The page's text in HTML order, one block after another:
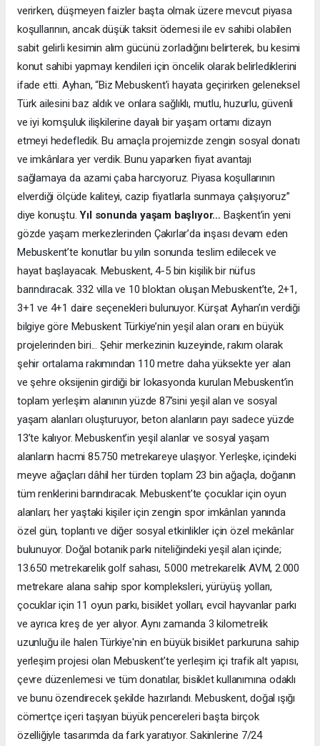
verirken, düşmeyen faizler başta olmak üzere mevcut piyasa
koşullarının, ancak düşük taksit ödemesi ile ev sahibi olabilen
sabit gelirli kesimin alım gücünü zorladığını belirterek, bu kesimi
konut sahibi yapmayı kendileri için öncelik olarak belirlediklerini
ifade etti. Ayhan, “Biz Mebuskent’i hayata geçirirken geleneksel
Türk ailesini baz aldık ve onlara sağlıklı, mutlu, huzurlu, güvenli
ve iyi komşuluk ilişkilerine dayalı bir yaşam ortamı dizayn
etmeyi hedefledik. Bu amaçla projemizde zengin sosyal donatı
ve imkânlara yer verdik. Bunu yaparken fiyat avantajı
sağlamaya da azami çaba harcıyoruz. Piyasa koşullarının
elverdiği ölçüde kaliteyi, cazip fiyatlarla sunmaya çalışıyoruz”
diye konuştu.Yıl sonunda yaşam başlıyor… Başkent’in yeni
gözde yaşam merkezlerinden Çakırlar’da inşası devam eden
Mebuskent’te konutlar bu yılın sonunda teslim edilecek ve
hayat başlayacak. Mebuskent, 4-5 bin kişilik bir nüfus
barındıracak. 332 villa ve 10 bloktan oluşan Mebuskent’te, 2+1,
3+1 ve 4+1 daire seçenekleri bulunuyor. Kürşat Ayhan’ın verdiği
bilgiye göre Mebuskent Türkiye’nin yeşil alan oranı en büyük
projelerinden biri... Şehir merkezinin kuzeyinde, rakım olarak
şehir ortalama rakımından 110 metre daha yüksekte yer alan
ve şehre oksijenin girdiği bir lokasyonda kurulan Mebuskent’in
toplam yerleşim alanının yüzde 87’sini yeşil alan ve sosyal
yaşam alanları oluşturuyor, beton alanların payı sadece yüzde
13’te kalıyor. Mebuskent’in yeşil alanlar ve sosyal yaşam
alanların hacmi 85.750 metrekareye ulaşıyor. Yerleşke, içindeki
meyve ağaçları dâhil her türden toplam 23 bin ağaçla, doğanın
tüm renklerini barındıracak. Mebuskent’te çocuklar için oyun
alanları; her yaştaki kişiler için zengin spor imkânları yanında
özel gün, toplantı ve diğer sosyal etkinlikler için özel mekânlar
bulunuyor. Doğal botanik parkı niteliğindeki yeşil alan içinde;
13.650 metrekarelik golf sahası, 5.000 metrekarelik AVM, 2.000
metrekare alana sahip spor kompleksleri, yürüyüş yolları,
çocuklar için 11 oyun parkı, bisiklet yolları, evcil hayvanlar parkı
ve ayrıca kreş de yer alıyor. Aynı zamanda 3 kilometrelik
uzunluğu ile halen Türkiye'nin en büyük bisiklet parkuruna sahip
yerleşim projesi olan Mebuskent’te yerleşim içi trafik alt yapısı,
çevre düzenlemesi ve tüm donatılar, bisiklet kullanımına odaklı
ve bunu özendirecek şekilde hazırlandı. Mebuskent, doğal ışığı
cömertçe içeri taşıyan büyük pencereleri başta birçok
özelliğiyle tasarımda da fark yaratıyor. Sakinlerine 7/24